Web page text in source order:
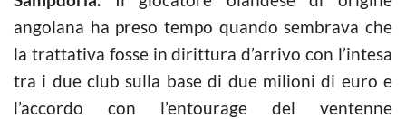
angolana ha preso tempo quando sembrava che
la trattativa fosse in dirittura d’arrivo con l’intesa
tra i due club sulla base di due milioni di euro e
l’accordo con l’entourage del ventenne